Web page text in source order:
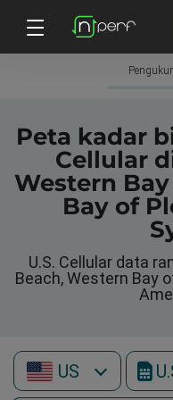
Peta kadar
Cellular
Western
Bay of
U.S. Cellular data
Beach, Western Bay
US